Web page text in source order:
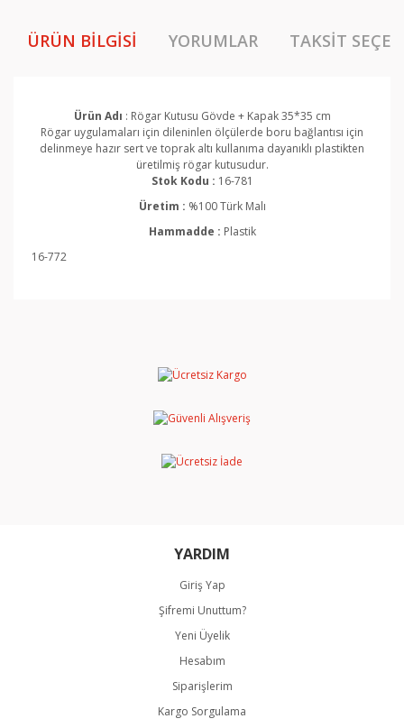
ÜRÜN BILGISI YORUMLAR TAKSIT
Ürün Adı : Rögar Kutusu Gövde + Kapak 35*35 cm
Rögar uygulamaları için dileninlen ölçülerde boru bağlantısı için
delinmeye hazır sert ve toprak altı kullanıma dayanıklı plastikten
üretilmiş rögar kutusudur.
Stok Kodu : 16-781
Üretim : %100 Türk Malı
Hammadde : Plastik
16-772
Yorum Yaz
Ürün açıklamasında eksik bilgiler bulunuyor.
Gönder
YARDIM
Giriş Yap
Şifremi Unuttum?
Yeni Üyelik
Hesabım
Siparişlerim
Kargo Sorgulama